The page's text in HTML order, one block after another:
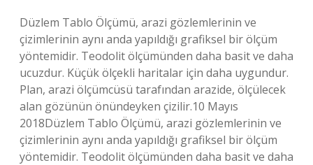
Düzlem Tablo Ölçümü, arazi gözlemlerinin ve
çizimlerinin aynı anda yapıldığı grafiksel bir ölçüm
yöntemidir. Teodolit ölçümünden daha basit ve daha
ucuzdur. Küçük ölçekli haritalar için daha uygundur.
Plan, arazi ölçümcüsü tarafından arazide, ölçülecek
alan gözünün önündeyken çizilir.10 Mayıs
2018Düzlem Tablo Ölçümü, arazi gözlemlerinin ve
çizimlerinin aynı anda yapıldığı grafiksel bir ölçüm
yöntemidir. Teodolit ölçümünden daha basit ve daha